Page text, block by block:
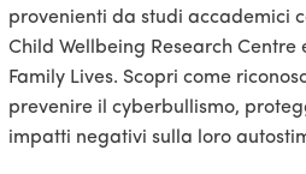
provenienti da studi accademici
Child Wellbeing Research Centre
Family Lives. Scopri come
prevenire il cyberbullismo,
impatti negativi sulla loro